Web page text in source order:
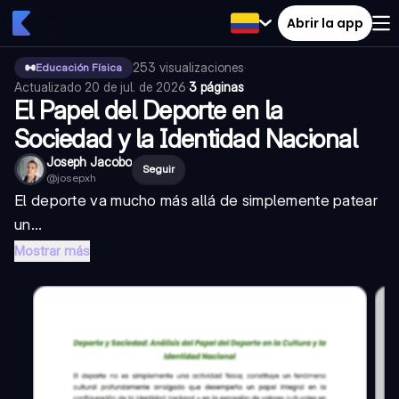
Abrir la app
Educación Física 253 visualizaciones·
Actualizado 20 de jul. de 2026·3 páginas
El Papel del Deporte en la
Sociedad y la Identidad Nacional
Joseph Jacobo
@josepxh
Seguir
El deporte va mucho más allá de simplemente patear
un...
Mostrar más